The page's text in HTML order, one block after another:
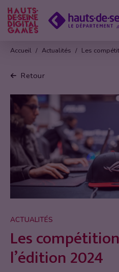
Accueil Actualités Les
Retour
ACTUALITÉS
Les
l’édition 2024